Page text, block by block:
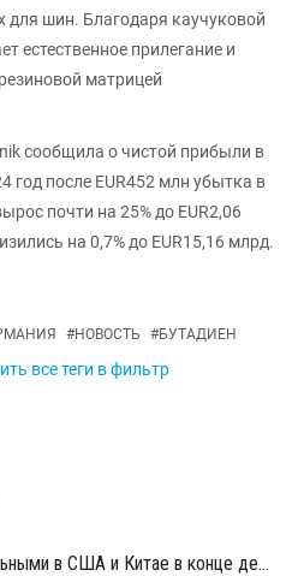
для шин. Благодаря каучуковой
естественное прилегание и
матрицей
сообщила о чистой прибыли в
год после EUR452 млн убытка в
почти на 25% до EUR2,06
на 0,7% до EUR15,16 млрд.
#НОВОСТЬ #БУТАДИЕН
все теги в фильтр
Цены АБС остались стабильными в США и Китае в конце декабря прошлого года